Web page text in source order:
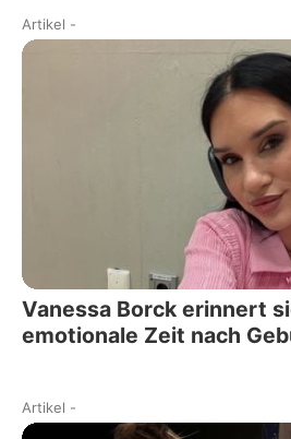
Artikel -
Vanessa Borck erinnert
emotionale Zeit nach
Artikel -